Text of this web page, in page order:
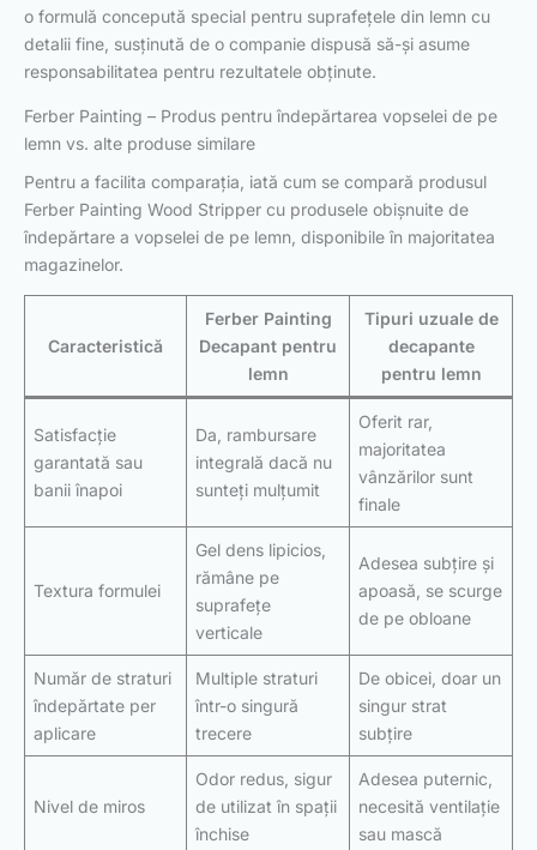
o formulă concepută special pentru suprafețele din lemn cu
detalii fine, susținută de o companie dispusă să-și asume
responsabilitatea pentru rezultatele obținute.
Ferber Painting – Produs pentru îndepărtarea vopselei de pe
lemn vs. alte produse similare
Pentru a facilita comparația, iată cum se compară produsul
Ferber Painting Wood Stripper cu produsele obișnuite de
îndepărtare a vopselei de pe lemn, disponibile în majoritatea
magazinelor.
Caracteristică
Ferber Painting
Decapant pentru
lemn
Tipuri uzuale de
decapante
pentru lemn
Satisfacție
garantată sau
banii înapoi
Da, rambursare
integrală dacă nu
sunteți mulțumit
Oferit rar,
majoritatea
vânzărilor sunt
finale
Textura formulei
Gel dens lipicios,
rămâne pe
suprafețe
verticale
Adesea subțire și
apoasă, se scurge
de pe obloane
Număr de straturi
îndepărtate per
aplicare
Multiple straturi
într-o singură
trecere
De obicei, doar un
singur strat
subțire
Nivel de miros
Odor redus, sigur
de utilizat în spații
închise
Adesea puternic,
necesită ventilație
sau mască